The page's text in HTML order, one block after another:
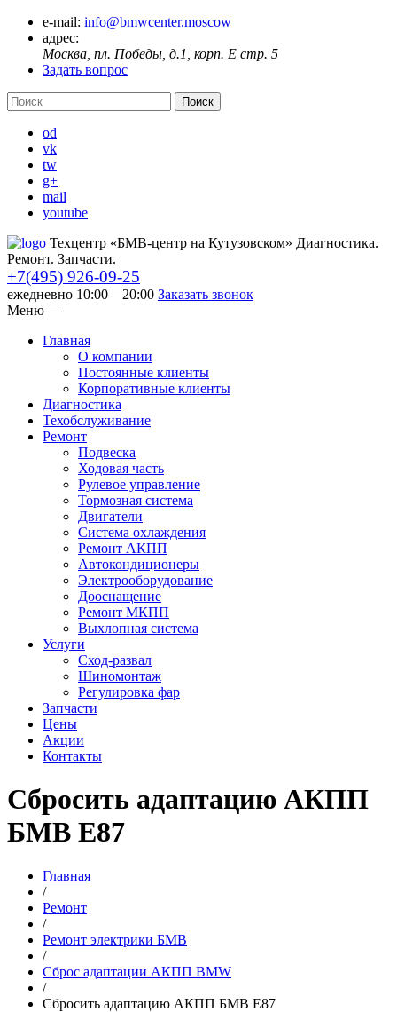
e-mail: info@bmwcenter.moscow
адрес:
Москва, пл. Победы, д.1, корп. E стр. 5
Задать вопрос
od
vk
tw
g+
mail
youtube
Техцентр «БМВ-центр на Кутузовском» Диагностика.
Ремонт. Запчасти.
+7(495) 926-09-25
ежедневно 10:00—20:00 Заказать звонок
Меню —
Главная
О компании
Постоянные клиенты
Корпоративные клиенты
Диагностика
Техобслуживание
Ремонт
Подвеска
Ходовая часть
Рулевое управление
Тормозная система
Двигатели
Система охлаждения
Ремонт АКПП
Автокондиционеры
Электрооборудование
Дооснащение
Ремонт МКПП
Выхлопная система
Услуги
Сход-развал
Шиномонтаж
Регулировка фар
Запчасти
Цены
Акции
Контакты
Cбросить адаптацию АКПП
БМВ Е87
Главная
/
Ремонт
/
Ремонт электрики БМВ
/
Сброс адаптации АКПП BMW
/
Cбросить адаптацию АКПП БМВ Е87